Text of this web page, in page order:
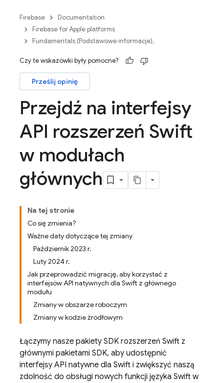
Firebase
Documentation
Firebase for Apple platforms
Fundamentals (Podstawowe informacje),
Czy te wskazówki były pomocne?
Prześlij opinię
Przejdź na interfejsy
API rozszerzeń Swift
w modułach
głównych
Na tej stronie
Co się zmienia?
Ważne daty dotyczące tej zmiany
Październik 2023 r.
Luty 2024 r.
Jak przeprowadzić migrację, aby korzystać z
interfejsów API natywnych dla Swift z głównego
modułu
Zmiany w obszarze roboczym
Zmiany w kodzie źródłowym
Łączymy nasze pakiety SDK rozszerzeń Swift z
głównymi pakietami SDK, aby udostępnić
interfejsy API natywne dla Swift i zwiększyć naszą
zdolność do obsługi nowych funkcji języka Swift w